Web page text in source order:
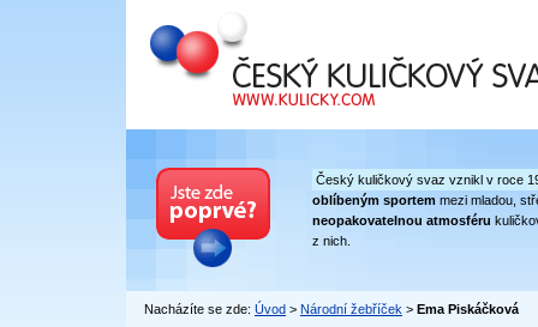
Český kuličkový svaz
Český kuličkový svaz vznikl v roce
oblíbeným sportem mezi mladou,
neopakovatelnou atmosféru
z nich.
Nacházíte se zde: Úvod > Národní žebříček > Ema Piskáčková